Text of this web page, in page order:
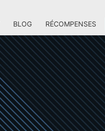
BLOG RÉCOMPENSES